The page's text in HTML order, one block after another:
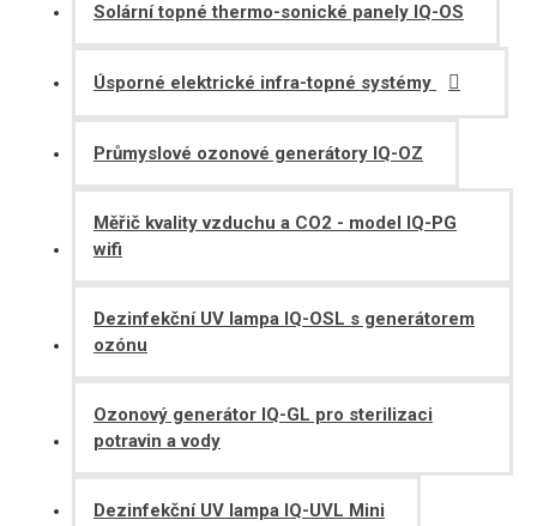
Solární topné thermo-sonické panely IQ-OS
Úsporné elektrické infra-topné systémy
Průmyslové ozonové generátory IQ-OZ
Měřič kvality vzduchu a CO2 - model IQ-PG
wifi
Dezinfekční UV lampa IQ-OSL s generátorem
ozónu
Ozonový generátor IQ-GL pro sterilizaci
potravin a vody
Dezinfekční UV lampa IQ-UVL Mini